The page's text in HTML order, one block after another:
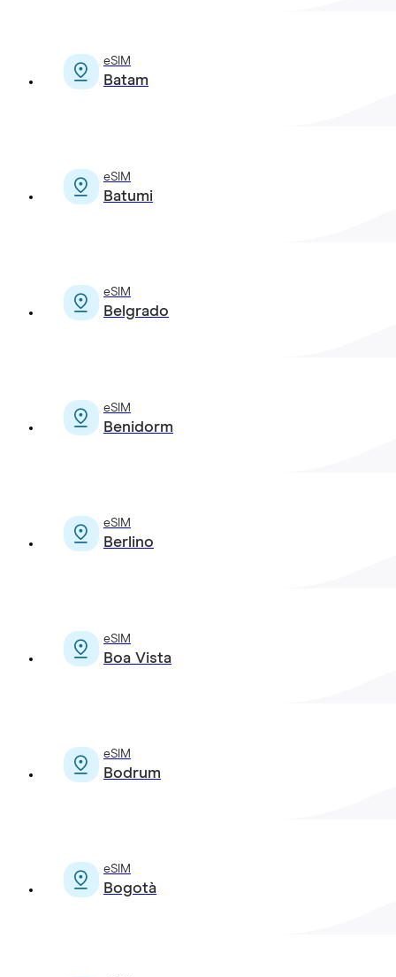
eSIM
Batam
eSIM
Batumi
eSIM
Belgrado
eSIM
Benidorm
eSIM
Berlino
eSIM
Boa Vista
eSIM
Bodrum
eSIM
Bogotà